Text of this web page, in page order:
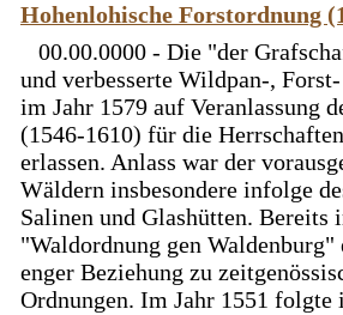
Hohenlohische Forstordnung
00.00.0000 - Die "der
und verbesserte Wildpan-,
im Jahr 1579 auf Veranlassung
(1546-1610) für die
erlassen. Anlass war der
Wäldern insbesondere infolge
Salinen und Glashütten. Bereits
"Waldordnung gen
enger Beziehung zu
Ordnungen. Im Jahr 1551 folgte